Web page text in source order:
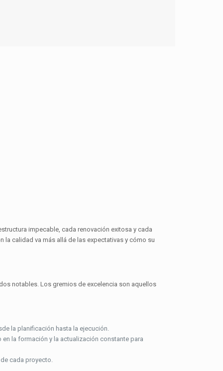
impecable, cada renovación exitosa y cada
calidad va más allá de las expectativas y cómo su
notables. Los gremios de excelencia son aquellos
la planificación hasta la ejecución.
la formación y la actualización constante para
cada proyecto.